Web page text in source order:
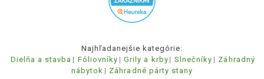
Najhľadanejšie kategórie:
Dielňa a stavba
Fóliovníky Grily a krby Slnečníky
Záhradný
nábytok
Záhradné párty stany